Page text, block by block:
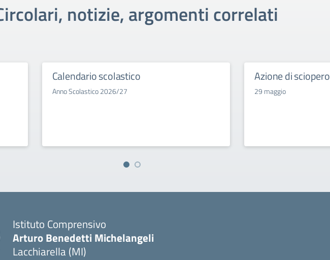
notizie, argomenti correlati
Calendario scolastico
Anno Scolastico 2026/27
Azione di sciopero
29 maggio
Istituto Comprensivo
Arturo Benedetti Michelangeli
Lacchiarella (MI)